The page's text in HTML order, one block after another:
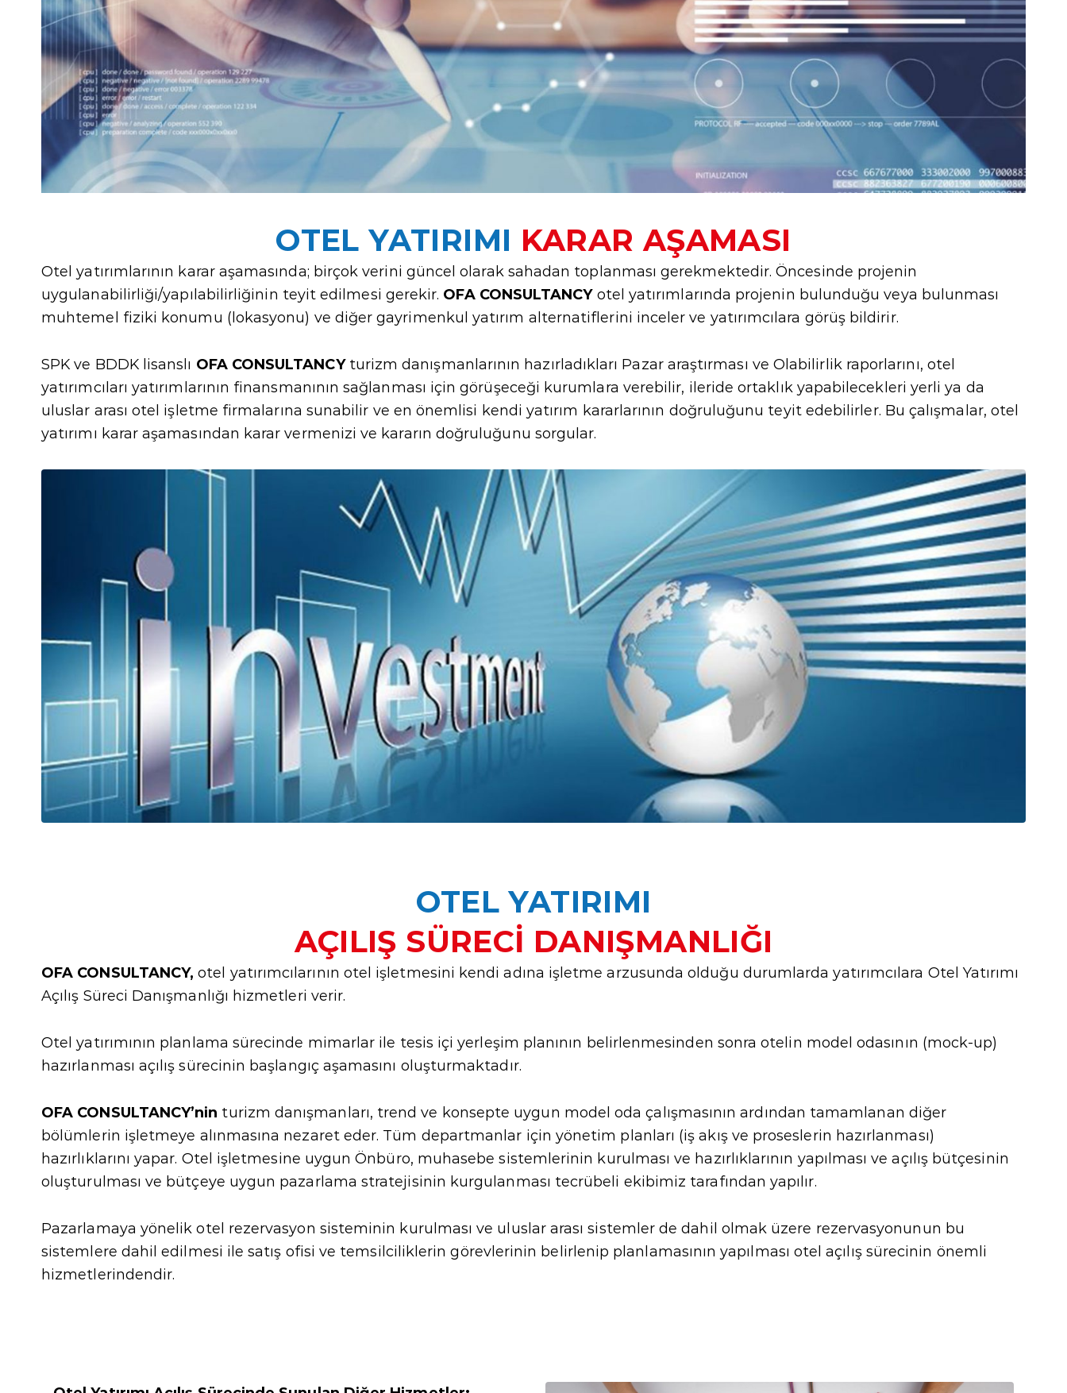
OTEL YATIRIMI KARAR AŞAMASI
Otel yatırımlarının karar aşamasında; birçok verini güncel olarak sahadan toplanması gerekmektedir. Öncesinde projenin
uygulanabilirliği/yapılabilirliğinin teyit edilmesi gerekir. OFA CONSULTANCYotel yatırımlarında projenin bulunduğu veya bulunması
muhtemel fiziki konumu (lokasyonu) ve diğer gayrimenkul yatırım alternatiflerini inceler ve yatırımcılara görüş bildirir.
SPK ve BDDK lisanslı OFA CONSULTANCYturizm danışmanlarının hazırladıkları Pazar araştırması ve Olabilirlik raporlarını, otel
yatırımcıları yatırımlarının finansmanının sağlanması için görüşeceği kurumlara verebilir, ileride ortaklık yapabilecekleri yerli ya da
uluslar arası otel işletme firmalarına sunabilir ve en önemlisi kendi yatırım kararlarının doğruluğunu teyit edebilirler. Bu çalışmalar, otel
yatırımı karar aşamasından karar vermenizi ve kararın doğruluğunu sorgular.
OTEL YATIRIMI
AÇILIŞ SÜRECİ DANIŞMANLIĞI
OFA CONSULTANCY,otel yatırımcılarının otel işletmesini kendi adına işletme arzusunda olduğu durumlarda yatırımcılara Otel Yatırımı
Açılış Süreci Danışmanlığı hizmetleri verir.
Otel yatırımının planlama sürecinde mimarlar ile tesis içi yerleşim planının belirlenmesinden sonra otelin model odasının (mock-up)
hazırlanması açılış sürecinin başlangıç aşamasını oluşturmaktadır.
OFA CONSULTANCY’nin turizm danışmanları, trend ve konsepte uygun model oda çalışmasının ardından tamamlanan diğer
bölümlerin işletmeye alınmasına nezaret eder. Tüm departmanlar için yönetim planları (iş akış ve proseslerin hazırlanması)
hazırlıklarını yapar. Otel işletmesine uygun Önbüro, muhasebe sistemlerinin kurulması ve hazırlıklarının yapılması ve açılış bütçesinin
oluşturulması ve bütçeye uygun pazarlama stratejisinin kurgulanması tecrübeli ekibimiz tarafından yapılır.
Pazarlamaya yönelik otel rezervasyon sisteminin kurulması ve uluslar arası sistemler de dahil olmak üzere rezervasyonunun bu
sistemlere dahil edilmesi ile satış ofisi ve temsilciliklerin görevlerinin belirlenip planlamasının yapılması otel açılış sürecinin önemli
hizmetlerindendir.